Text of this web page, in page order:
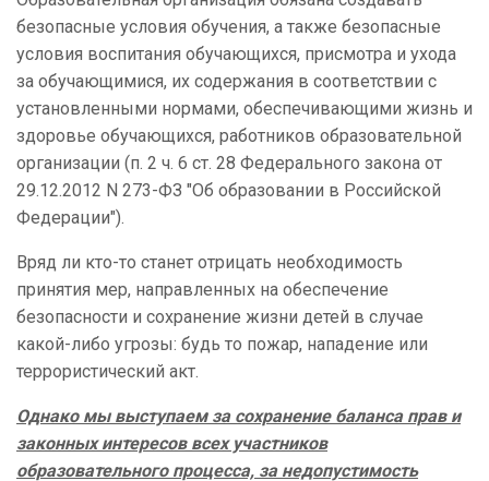
безопасные условия обучения, а также безопасные
условия воспитания обучающихся, присмотра и ухода
за обучающимися, их содержания в соответствии с
установленными нормами, обеспечивающими жизнь и
здоровье обучающихся, работников образовательной
организации (п. 2 ч. 6 ст. 28 Федерального закона от
29.12.2012 N 273-ФЗ "Об образовании в Российской
Федерации").
Вряд ли кто-то станет отрицать необходимость
принятия мер, направленных на обеспечение
безопасности и сохранение жизни детей в случае
какой-либо угрозы: будь то пожар, нападение или
террористический акт.
Однако мы выступаем за сохранение баланса прав и
законных интересов всех участников
образовательного процесса, за недопустимость